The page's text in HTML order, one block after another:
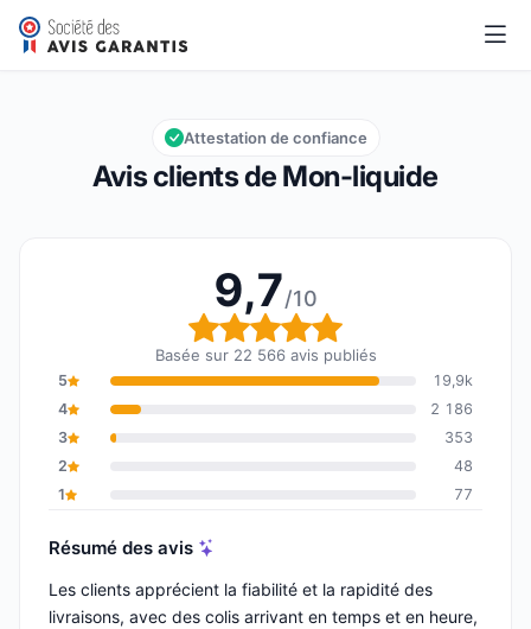
Mon-liquide
Note globale : 9,7 sur 10
9,7/10
Avis clients de Mon-liquide
Attestation de confiance
9,7/10
Note globale : 9,7 sur
Basée sur 22 566 avis publiés
5
19,9k
4
2 186
3
353
2
48
1
77
Résumé des avis
Les clients apprécient la fiabilité et la rapidité des
livraisons, avec des colis arrivant en temps et en heure,